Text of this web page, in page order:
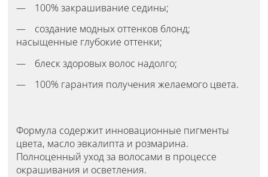
100% закрашивание седины;
создание модных оттенков блонд;
насыщенные глубокие оттенки;
блеск здоровых волос надолго;
100% гарантия получения желаемого цвета.
Формула содержит инновационные пигменты
цвета, масло эвкалипта и розмарина.
Полноценный уход за волосами в процессе
окрашивания и осветления.